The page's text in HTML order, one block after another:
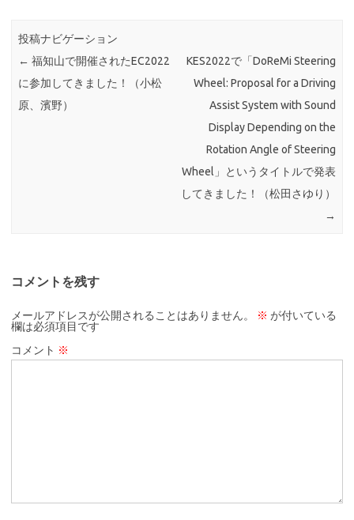
投稿ナビゲーション
← 福知山で開催されたEC2022
に参加してきました！（小松
原、濱野）
KES2022で「DoReMi Steering
Wheel: Proposal for a Driving
Assist System with Sound
Display Depending on the
Rotation Angle of Steering
Wheel」というタイトルで発表
してきました！（松田さゆり）
→
コメントを残す
メールアドレスが公開されることはありません。 ※ が付いている
欄は必須項目です
コメント ※